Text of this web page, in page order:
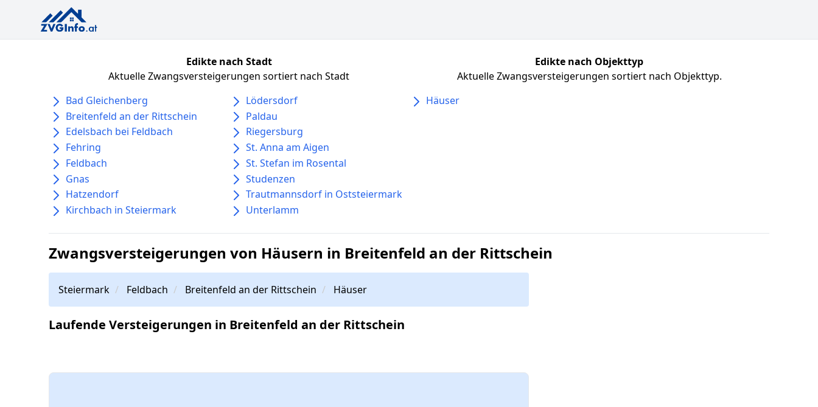
Edikte nach Stadt
Aktuelle Zwangsversteigerungen sortiert nach Stadt
Bad Gleichenberg
Breitenfeld an der Rittschein
Edelsbach bei Feldbach
Fehring
Feldbach
Gnas
Hatzendorf
Kirchbach in Steiermark
Lödersdorf
Paldau
Riegersburg
St. Anna am Aigen
St. Stefan im Rosental
Studenzen
Trautmannsdorf in Oststeiermark
Unterlamm
Edikte nach Objekttyp
Aktuelle Zwangsversteigerungen sortiert nach Objekttyp.
Häuser
Zwangsversteigerungen von Häusern in Breitenfeld an der Rittschein
Steiermark Feldbach Breitenfeld an der Rittschein Häuser
Laufende Versteigerungen in Breitenfeld an der Rittschein